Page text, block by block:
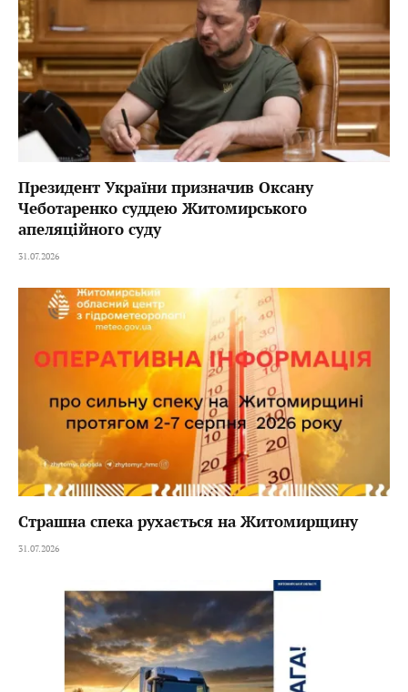
Президент України призначив Оксану
Чеботаренко суддею Житомирського
апеляційного суду
31.07.2026
Страшна спека рухається на Житомирщину
31.07.2026